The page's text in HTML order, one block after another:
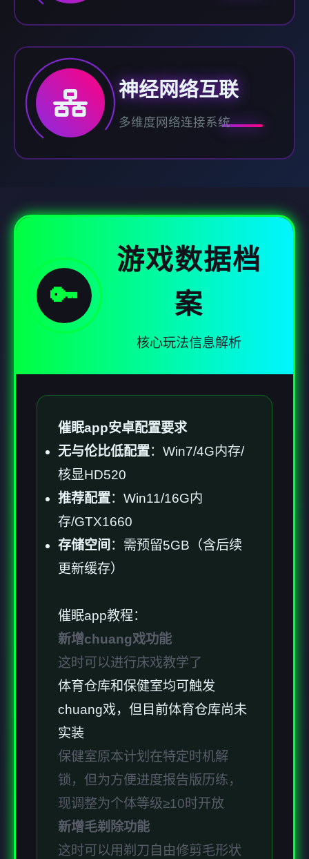
神经网络互联
多维度网络连接系统
🔑
游戏数据档
案
核心玩法信息解析
催眠app安卓配置要求
​无与伦比低配置​​：Win7/4G内存/
核显HD520
​推荐配置​​：Win11/16G内
存/GTX1660
​存储空间​ ​：需预留5GB（含后续
更新缓存）
催眠app教程：
新增chuang戏功能
这时可以进行床戏教学了
体育仓库和保健室均可触发
chuang戏，但目前体育仓库尚未
实装
保健室原本计划在特定时机解
锁，但为方便进度报告版历练，
现调整为个体等级≥10时开放
新增毛剃除功能
这时可以用剃刀自由修剪毛形状